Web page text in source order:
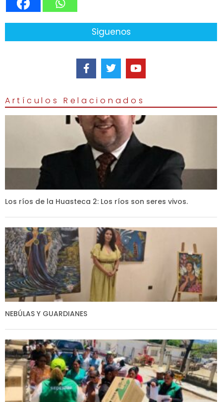
Siguenos
Artículos Relacionados
Los ríos de la Huasteca 2: Los ríos son seres vivos.
NEBÚLAS Y GUARDIANES